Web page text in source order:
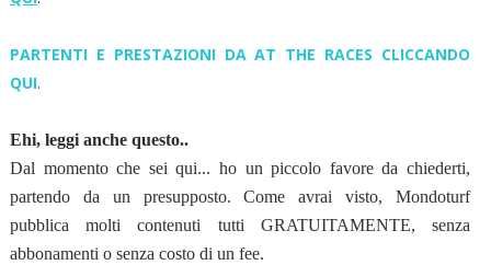
PARTENTI E PRESTAZIONI DA AT THE RACES CLICCANDO
QUI.
Ehi, leggi anche questo..
Dal momento che sei qui... ho un piccolo favore da chiederti,
partendo da un presupposto. Come avrai visto, Mondoturf
pubblica molti contenuti tutti GRATUITAMENTE, senza
abbonamenti o senza costo di un fee.